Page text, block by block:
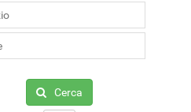
Cerca